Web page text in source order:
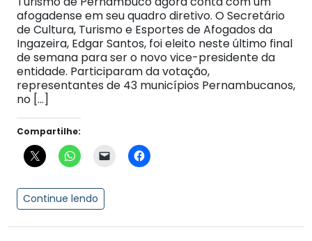
afogadense em seu quadro diretivo. O Secretário
de Cultura, Turismo e Esportes de Afogados da
Ingazeira, Edgar Santos, foi eleito neste último final
de semana para ser o novo vice-presidente da
entidade. Participaram da votação,
representantes de 43 municípios Pernambucanos,
no […]
Compartilhe:
Continue lendo